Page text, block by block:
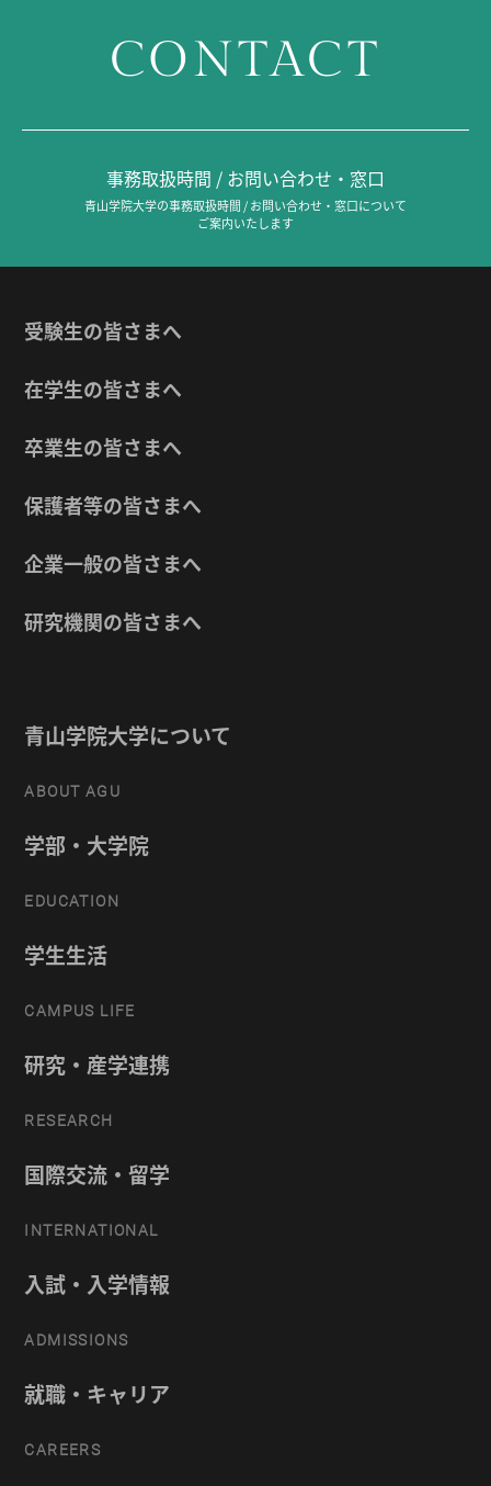
CONTACT
事務取扱時間 / お問い合わせ・窓口
青山学院大学の事務取扱時間 / お問い合わせ・窓口について
ご案内いたします
受験生の皆さまへ
在学生の皆さまへ
卒業生の皆さまへ
保護者等の皆さまへ
企業一般の皆さまへ
研究機関の皆さまへ
青山学院大学について
ABOUT AGU
学部・大学院
EDUCATION
学生生活
CAMPUS LIFE
研究・産学連携
RESEARCH
国際交流・留学
INTERNATIONAL
入試・入学情報
ADMISSIONS
就職・キャリア
CAREERS